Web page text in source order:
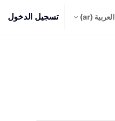
العربية ‎(ar)‎ تسجيل الدخول